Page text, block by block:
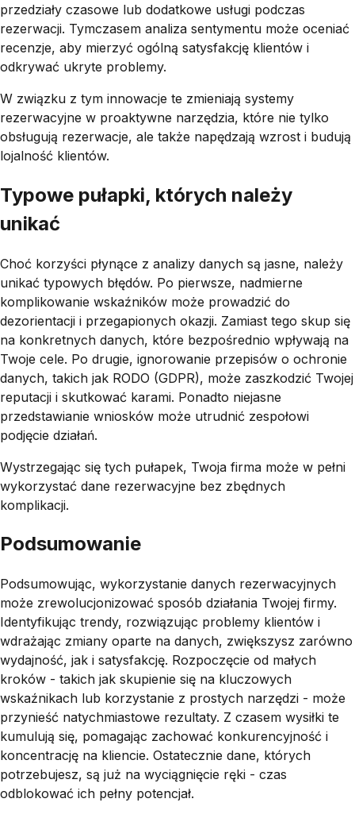
przedziały czasowe lub dodatkowe usługi podczas
rezerwacji. Tymczasem analiza sentymentu może oceniać
recenzje, aby mierzyć ogólną satysfakcję klientów i
odkrywać ukryte problemy.
W związku z tym innowacje te zmieniają systemy
rezerwacyjne w proaktywne narzędzia, które nie tylko
obsługują rezerwacje, ale także napędzają wzrost i budują
lojalność klientów.
Typowe pułapki, których należy
unikać
Choć korzyści płynące z analizy danych są jasne, należy
unikać typowych błędów. Po pierwsze, nadmierne
komplikowanie wskaźników może prowadzić do
dezorientacji i przegapionych okazji. Zamiast tego skup się
na konkretnych danych, które bezpośrednio wpływają na
Twoje cele. Po drugie, ignorowanie przepisów o ochronie
danych, takich jak RODO (GDPR), może zaszkodzić Twojej
reputacji i skutkować karami. Ponadto niejasne
przedstawianie wniosków może utrudnić zespołowi
podjęcie działań.
Wystrzegając się tych pułapek, Twoja firma może w pełni
wykorzystać dane rezerwacyjne bez zbędnych
komplikacji.
Podsumowanie
Podsumowując, wykorzystanie danych rezerwacyjnych
może zrewolucjonizować sposób działania Twojej firmy.
Identyfikując trendy, rozwiązując problemy klientów i
wdrażając zmiany oparte na danych, zwiększysz zarówno
wydajność, jak i satysfakcję. Rozpoczęcie od małych
kroków - takich jak skupienie się na kluczowych
wskaźnikach lub korzystanie z prostych narzędzi - może
przynieść natychmiastowe rezultaty. Z czasem wysiłki te
kumulują się, pomagając zachować konkurencyjność i
koncentrację na kliencie. Ostatecznie dane, których
potrzebujesz, są już na wyciągnięcie ręki - czas
odblokować ich pełny potencjał.